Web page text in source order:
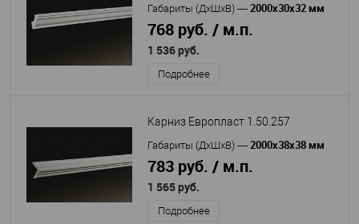
Габариты (ДхШхВ) — 2000х30х32 мм
768 руб. / м.п.
1 536 руб.
Подробнее
Карниз Европласт 1.50.257
Габариты (ДхШхВ) — 2000x38x38 мм
783 руб. / м.п.
1 565 руб.
Подробнее